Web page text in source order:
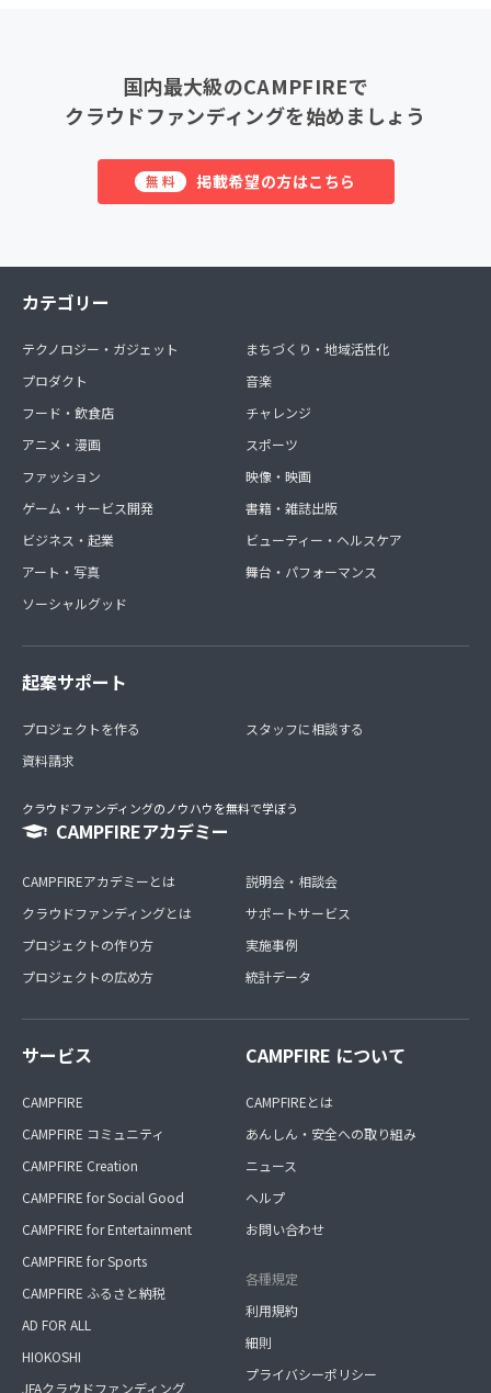
国内最大級のCAMPFIREで
クラウドファンディングを始めましょう
無料 掲載希望の方はこちら
カテゴリー
テクノロジー・ガジェット
プロダクト
フード・飲食店
アニメ・漫画
ファッション
ゲーム・サービス開発
ビジネス・起業
アート・写真
ソーシャルグッド
まちづくり・地域活性化
音楽
チャレンジ
スポーツ
映像・映画
書籍・雑誌出版
ビューティー・ヘルスケア
舞台・パフォーマンス
起案サポート
プロジェクトを作る
資料請求
スタッフに相談する
クラウドファンディングのノウハウを無料で学ぼう
CAMPFIREアカデミー
CAMPFIREアカデミーとは
クラウドファンディングとは
プロジェクトの作り方
プロジェクトの広め方
説明会・相談会
サポートサービス
実施事例
統計データ
サービス
CAMPFIRE
CAMPFIRE コミュニティ
CAMPFIRE Creation
CAMPFIRE for Social Good
CAMPFIRE for Entertainment
CAMPFIRE for Sports
CAMPFIRE ふるさと納税
AD FOR ALL
HIOKOSHI
JFAクラウドファンディング
CAMPFIRE について
CAMPFIREとは
あんしん・安全への取り組み
ニュース
ヘルプ
お問い合わせ
各種規定
利用規約
細則
プライバシーポリシー